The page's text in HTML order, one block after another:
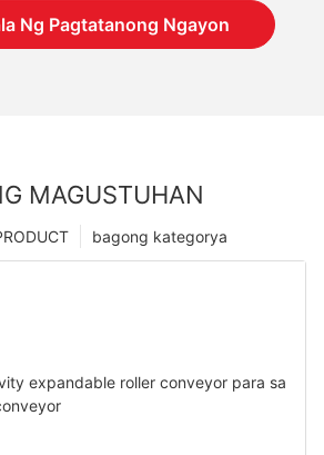
Ng Pagtatanong Ngayon
MAGUSTUHAN
bagong kategorya